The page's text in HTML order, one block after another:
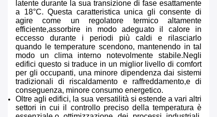
latente durante la sua transizione di fase esattamente
a 18°C. Questa caratteristica unica gli consente di
agire come un regolatore termico altamente
efficiente,assorbire in modo adeguato il calore in
eccesso durante i periodi più caldi e rilasciarlo
quando le temperature scendono, mantenendo in tal
modo un clima interno notevolmente stabile.Negli
edifici questo si traduce in un miglior livello di comfort
per gli occupanti, una minore dipendenza dai sistemi
tradizionali di riscaldamento e raffreddamento,e di
conseguenza, minore consumo energetico.
Oltre agli edifici, la sua versatilità si estende a vari altri
settori in cui il controllo preciso della temperatura è